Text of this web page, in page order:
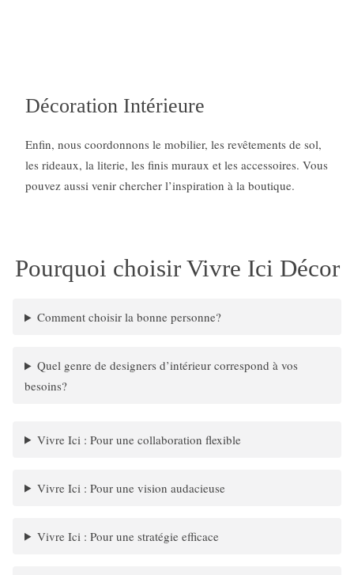
Décoration Intérieure
Enfin, nous coordonnons le mobilier, les revêtements de sol,
les rideaux, la literie, les finis muraux et les accessoires. Vous
pouvez aussi venir chercher l’inspiration à la boutique.
Pourquoi choisir Vivre Ici Décor
Comment choisir la bonne personne?
Quel genre de designers d’intérieur correspond à vos
besoins?
Vivre Ici : Pour une collaboration flexible
Vivre Ici : Pour une vision audacieuse
Vivre Ici : Pour une stratégie efficace